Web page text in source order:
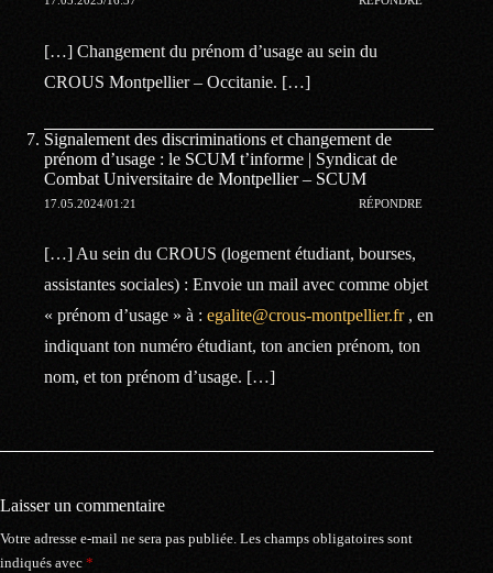
[…] Changement du prénom d’usage au sein du
CROUS Montpellier – Occitanie. […]
Signalement des discriminations et changement de
prénom d’usage : le SCUM t’informe | Syndicat de
Combat Universitaire de Montpellier – SCUM
17.05.2024/01:21 RÉPONDRE
[…] Au sein du CROUS (logement étudiant, bourses,
assistantes sociales) : Envoie un mail avec comme objet
« prénom d’usage » à : egalite@crous-montpellier.fr, en
indiquant ton numéro étudiant, ton ancien prénom, ton
nom, et ton prénom d’usage. […]
Laisser un commentaire
Votre adresse e-mail ne sera pas publiée. Les champs obligatoires sont
indiqués avec *